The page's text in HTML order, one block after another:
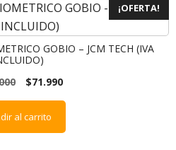
¡OFERTA!
GOBIO – JCM TECH (IVA
$71.990
al carrito